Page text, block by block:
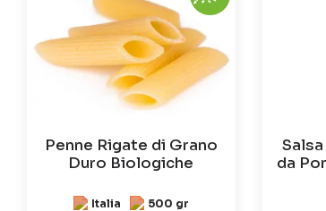
Penne Rigate di Grano
Duro Biologiche
Italia 500 gr
da